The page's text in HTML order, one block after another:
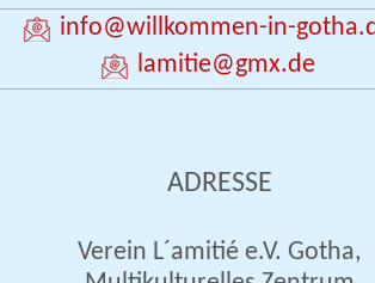
info@willkommen-in-
lamitie@gmx.de
ADRESSE
Verein L´amitié e.V. Gotha,